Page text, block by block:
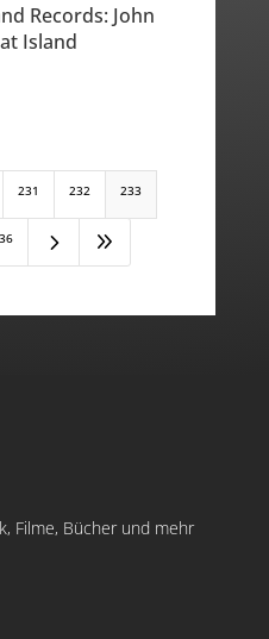
Records: John
Island
231 232 233
5 9
Filme, Bücher und mehr